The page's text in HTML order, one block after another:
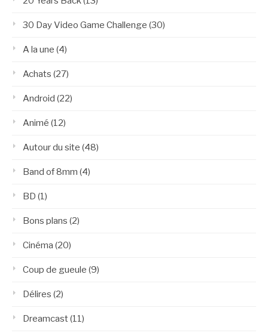
30 Day Video Game Challenge (30)
A la une (4)
Achats (27)
Android (22)
Animé (12)
Autour du site (48)
Band of 8mm (4)
BD (1)
Bons plans (2)
Cinéma (20)
Coup de gueule (9)
Délires (2)
Dreamcast(11)